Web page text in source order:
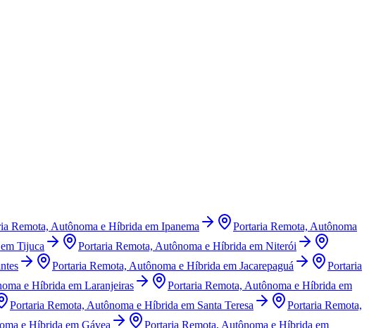
Remota, Autônoma e Híbrida em Ipanema
Portaria Remota, Autônoma
em Tijuca Portaria Remota, Autônoma e Híbrida em Niterói
Portaria Remota, Autônoma e Híbrida em Jacarepaguá
Portaria
e Híbrida em Laranjeiras Portaria Remota, Autônoma e Híbrida em
Portaria Remota, Autônoma e Híbrida em Santa Teresa
Portaria Remota,
e Híbrida em Gávea Portaria Remota, Autônoma e Híbrida em